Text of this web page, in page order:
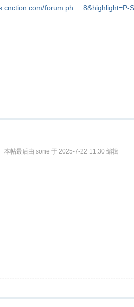
forum.ph ... 8&highlight=P-
本帖最后由 sone 于 2025-7-22 11:30 编辑